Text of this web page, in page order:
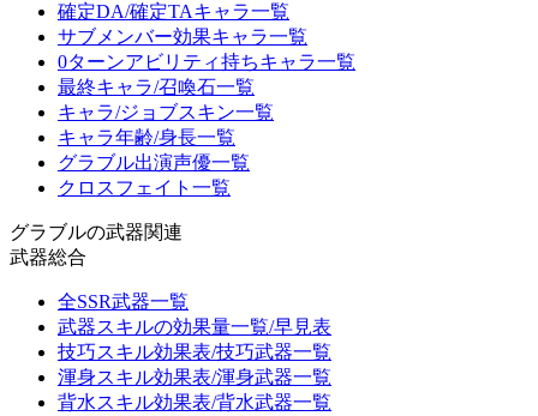
確定DA/確定TAキャラ一覧
サブメンバー効果キャラ一覧
0ターンアビリティ持ちキャラ一覧
最終キャラ/召喚石一覧
キャラ/ジョブスキン一覧
キャラ年齢/身長一覧
グラブル出演声優一覧
クロスフェイト一覧
グラブルの武器関連
武器総合
全SSR武器一覧
武器スキルの効果量一覧/早見表
技巧スキル効果表/技巧武器一覧
渾身スキル効果表/渾身武器一覧
背水スキル効果表/背水武器一覧